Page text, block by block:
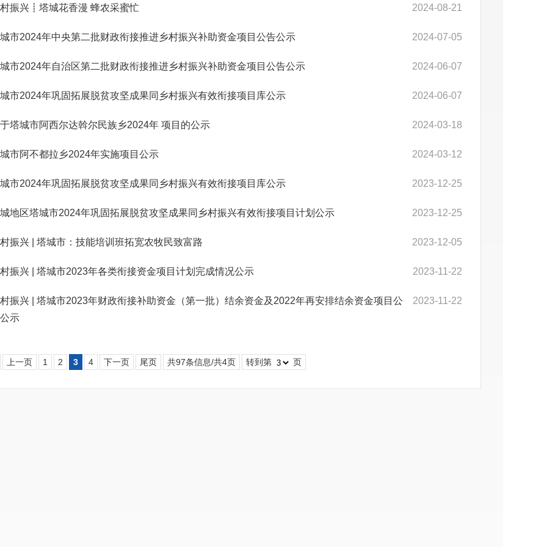
2024-08-21
振兴┋塔城花香漫 蜂农采蜜忙
2024-07-05
市2024年中央第二批财政衔接推进乡村振兴补助资金项目公告公示
2024-06-07
市2024年自治区第二批财政衔接推进乡村振兴补助资金项目公告公示
2024-06-07
市2024年巩固拓展脱贫攻坚成果同乡村振兴有效衔接项目库公示
2024-03-18
塔城市阿西尔达斡尔民族乡2024年 项目的公示
2024-03-12
市阿不都拉乡2024年实施项目公示
2023-12-25
市2024年巩固拓展脱贫攻坚成果同乡村振兴有效衔接项目库公示
2023-12-25
地区塔城市2024年巩固拓展脱贫攻坚成果同乡村振兴有效衔接项目计划公示
2023-12-05
振兴 | 塔城市：技能培训班拓宽农牧民致富路
2023-11-22
振兴 | 塔城市2023年各类衔接资金项目计划完成情况公示
2023-11-22
振兴 | 塔城市2023年财政衔接补助资金（第一批）结余资金及2022年再安排结余资金项目公
示
上一页 1 2 3 4 下一页 尾页 共97条信息/共4页 转到第 页